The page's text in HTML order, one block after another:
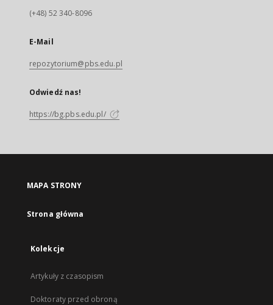
(+48) 52 340-8096
E-Mail
repozytorium@pbs.edu.pl
Odwiedź nas!
https://bg.pbs.edu.pl/
MAPA STRONY
Strona główna
Kolekcje
Artykuły z czasopism
Doktoraty przed obroną